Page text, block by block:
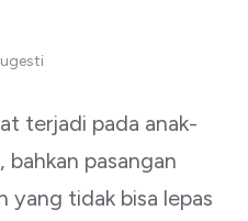
terjadi pada anak-
bahkan pasangan
yang tidak bisa lepas